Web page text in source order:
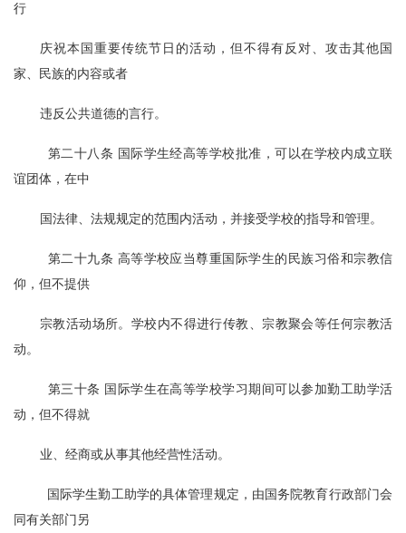
行
庆祝本国重要传统节日的活动，但不得有反对、攻击其他国
家、民族的内容或者
违反公共道德的言行。
  第二十八条 国际学生经高等学校批准，可以在学校内成立联
谊团体，在中
国法律、法规规定的范围内活动，并接受学校的指导和管理。
  第二十九条 高等学校应当尊重国际学生的民族习俗和宗教信
仰，但不提供
宗教活动场所。学校内不得进行传教、宗教聚会等任何宗教活
动。
  第三十条 国际学生在高等学校学习期间可以参加勤工助学活
动，但不得就
业、经商或从事其他经营性活动。
  国际学生勤工助学的具体管理规定，由国务院教育行政部门会
同有关部门另